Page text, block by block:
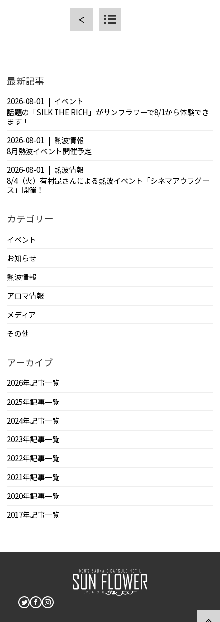
CLOSE
＜
最新記事
2026-08-01
イベント
話題の「SILK THE RICH」がサンフラワーで8/1から体験でき
ます！
2026-08-01
熱波情報
8月熱波イベント開催予定
2026-08-01
熱波情報
8/4（火）有村昆さんによる熱波イベント「シネマアウフグー
ス」開催！
カテゴリー
イベント
お知らせ
熱波情報
アロマ情報
メディア
その他
アーカイブ
2026年記事一覧
2025年記事一覧
2024年記事一覧
2023年記事一覧
2022年記事一覧
2021年記事一覧
2020年記事一覧
2017年記事一覧